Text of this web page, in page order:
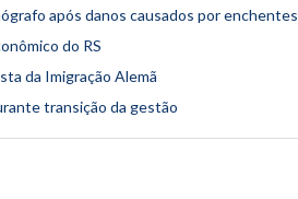
após danos causados por enchentes
do RS
da Imigração Alemã
transição da gestão